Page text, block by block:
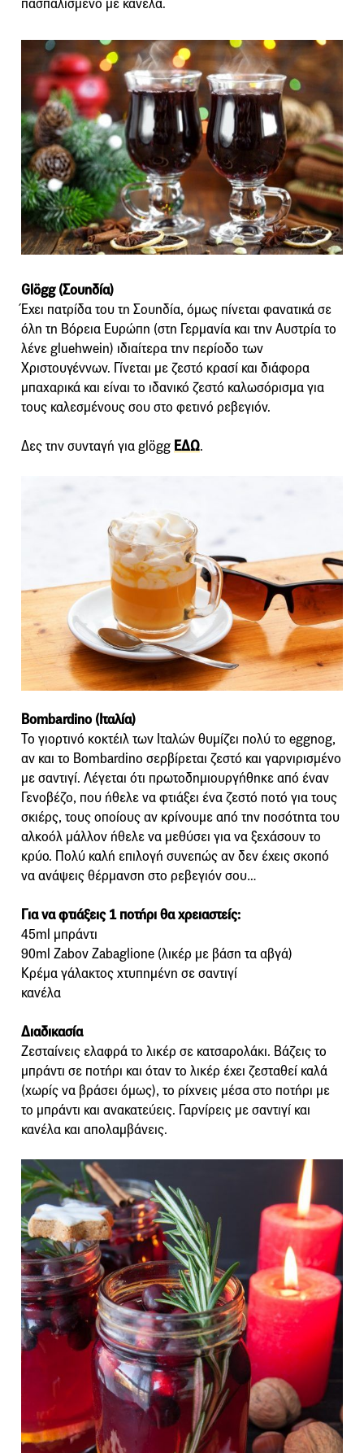
πασπαλισμένο με κανέλα.
Glögg (Σουηδία)
Έχει πατρίδα του τη Σουηδία, όμως πίνεται φανατικά σε
όλη τη Βόρεια Ευρώπη (στη Γερμανία και την Αυστρία το
λένε gluehwein) ιδιαίτερα την περίοδο των
Χριστουγέννων. Γίνεται με ζεστό κρασί και διάφορα
μπαχαρικά και είναι το ιδανικό ζεστό καλωσόρισμα για
τους καλεσμένους σου στο φετινό ρεβεγιόν.
Δες την συνταγή για glögg ΕΔΩ.
Bombardino (Ιταλία)
Το γιορτινό κοκτέιλ των Ιταλών θυμίζει πολύ το eggnog,
αν και το Bombardino σερβίρεται ζεστό και γαρνιρισμένο
με σαντιγί. Λέγεται ότι πρωτοδημιουργήθηκε από έναν
Γενοβέζο, που ήθελε να φτιάξει ένα ζεστό ποτό για τους
σκιέρς, τους οποίους αν κρίνουμε από την ποσότητα του
αλκοόλ μάλλον ήθελε να μεθύσει για να ξεχάσουν το
κρύο. Πολύ καλή επιλογή συνεπώς αν δεν έχεις σκοπό
να ανάψεις θέρμανση στο ρεβεγιόν σου…
Για να φτιάξεις 1 ποτήρι θα χρειαστείς:
45ml μπράντι
90ml Zabov Zabaglione (λικέρ με βάση τα αβγά)
Κρέμα γάλακτος χτυπημένη σε σαντιγί
κανέλα
Διαδικασία
Ζεσταίνεις ελαφρά το λικέρ σε κατσαρολάκι. Βάζεις το
μπράντι σε ποτήρι και όταν το λικέρ έχει ζεσταθεί καλά
(χωρίς να βράσει όμως), το ρίχνεις μέσα στο ποτήρι με
το μπράντι και ανακατεύεις. Γαρνίρεις με σαντιγί και
κανέλα και απολαμβάνεις.